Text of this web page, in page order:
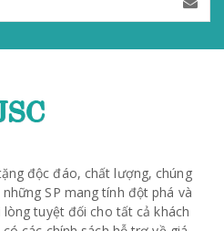
độc đáo, chất lượng, chúng
SP mang tính đột phá và
tuyệt đối cho tất cả khách